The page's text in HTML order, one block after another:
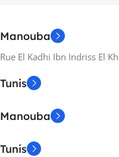
Manouba
Rue El Kadhi Ibn Indriss El
Tunis
Manouba
Tunis